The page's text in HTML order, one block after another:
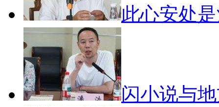
此心安处
闪小说与